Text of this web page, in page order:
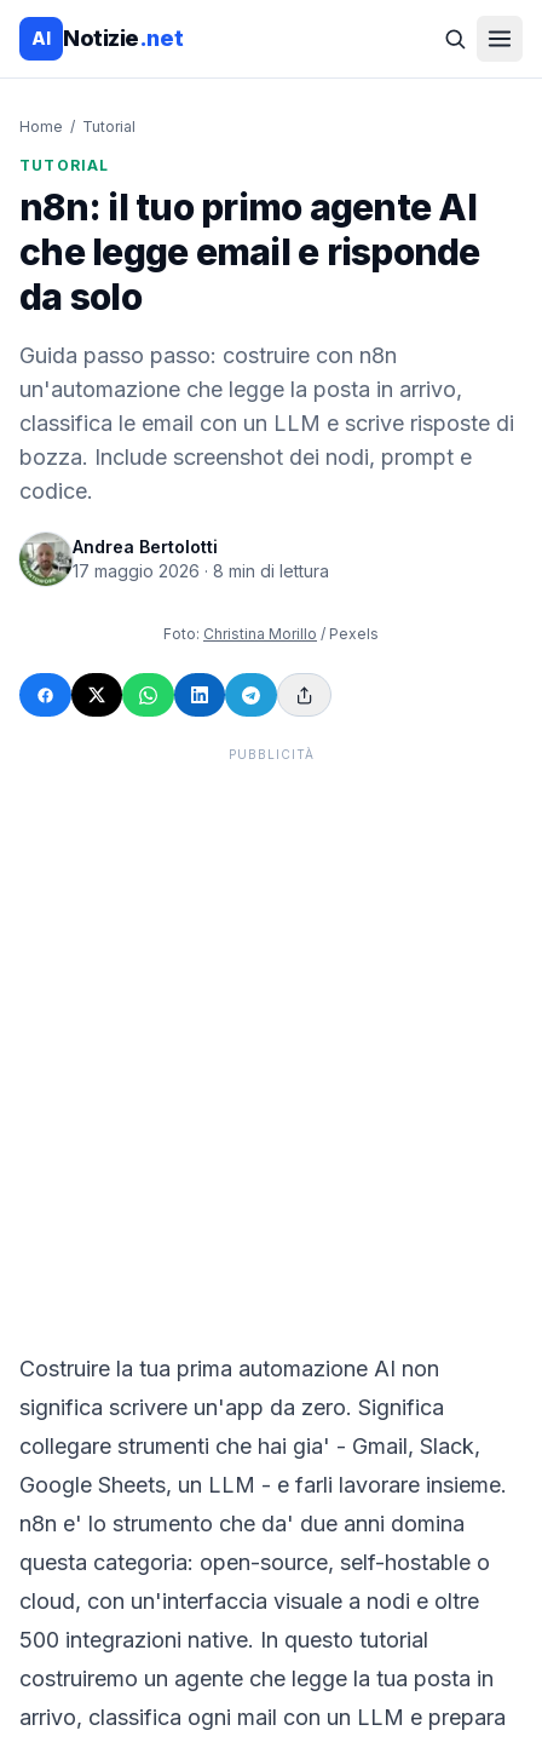
AI Notizie.net
Home / Tutorial
TUTORIAL
n8n: il tuo primo agente AI
che legge email e risponde
da solo
Guida passo passo: costruire con n8n
un'automazione che legge la posta in arrivo,
classifica le email con un LLM e scrive risposte di
bozza. Include screenshot dei nodi, prompt e
codice.
Andrea Bertolotti
17 maggio 2026 · 8 min di lettura
Foto: Christina Morillo / Pexels
PUBBLICITÀ
Costruire la tua prima automazione AI non
significa scrivere un'app da zero. Significa
collegare strumenti che hai gia' - Gmail, Slack,
Google Sheets, un LLM - e farli lavorare insieme.
n8n e' lo strumento che da' due anni domina
questa categoria: open-source, self-hostable o
cloud, con un'interfaccia visuale a nodi e oltre
500 integrazioni native. In questo tutorial
costruiremo un agente che legge la tua posta in
arrivo, classifica ogni mail con un LLM e prepara